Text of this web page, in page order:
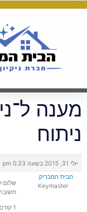
מענה
ניתוח
יולי 31, 2015 בשעה 5:33 pm
הבית המבריק
Keymaster
שלום
1